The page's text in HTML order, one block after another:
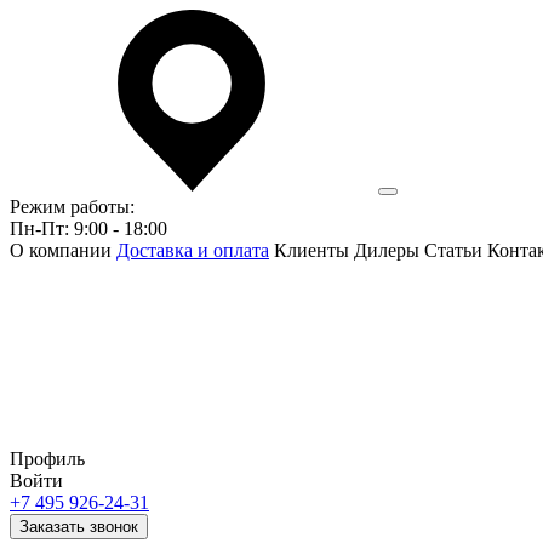
Режим работы:
Пн-Пт: 9:00 - 18:00
О компании Доставка и оплата Клиенты Дилеры Статьи
Профиль
Войти
+7 495 926-24-31
Заказать звонок